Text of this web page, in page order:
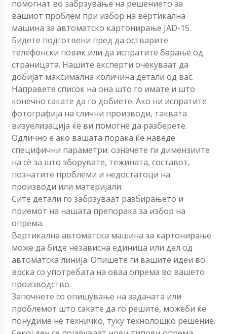
помогнат во забрзување на решението за
вашиот проблем при избор на вертикална
машина за автоматско картонирање JAD-15.
Бидете подготвени пред да остварите
телефонски повик или да испратите барање од
страницата. Нашите експерти очекуваат да
добијат максимална количина детали од вас.
Направете список на она што го имате и што
конечно сакате да го добиете. Ако ни испратите
фотографија на слични производи, таквата
визуелизација ќе ви помогне да разберете.
Одлично е ако вашата порака ќе наведе
специфични параметри: означете ги димензиите
на сè за што зборувате, тежината, составот,
познатите проблеми и недостатоци на
производи или материјали.
Сите детали го забрзуваат разбирањето и
приемот на нашата препорака за избор на
опрема.
Вертикална автоматска машина за картонирање
може да биде независна единица или дел од
автоматска линија. Опишете ги вашите идеи во
врска со употребата на оваа опрема во вашето
производство.
Започнете со опишување на задачата или
проблемот што сакате да го решите, можеби ќе
понудиме не техничко, туку технолошко решение.